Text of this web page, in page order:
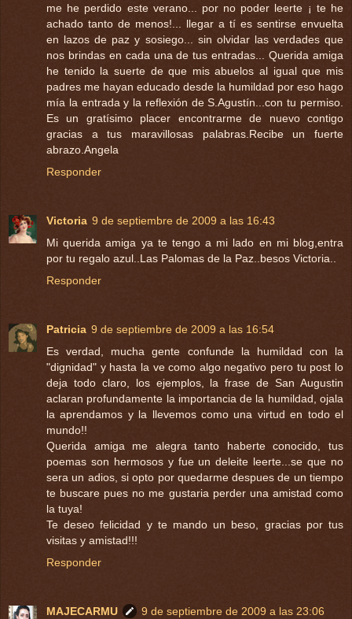
me he perdido este verano... por no poder leerte ¡ te he
achado tanto de menos!... llegar a tí es sentirse envuelta
en lazos de paz y sosiego... sin olvidar las verdades que
nos brindas en cada una de tus entradas... Querida amiga
he tenido la suerte de que mis abuelos al igual que mis
padres me hayan educado desde la humildad por eso hago
mía la entrada y la reflexión de S.Agustín...con tu permiso.
Es un gratísimo placer encontrarme de nuevo contigo
gracias a tus maravillosas palabras.Recibe un fuerte
abrazo.Angela
Responder
Victoria 9 de septiembre de 2009 a las 16:43
Mi querida amiga ya te tengo a mi lado en mi blog,entra
por tu regalo azul..Las Palomas de la Paz..besos Victoria..
Responder
Patricia 9 de septiembre de 2009 a las 16:54
Es verdad, mucha gente confunde la humildad con la
"dignidad" y hasta la ve como algo negativo pero tu post lo
deja todo claro, los ejemplos, la frase de San Augustin
aclaran profundamente la importancia de la humildad, ojala
la aprendamos y la llevemos como una virtud en todo el
mundo!!
Querida amiga me alegra tanto haberte conocido, tus
poemas son hermosos y fue un deleite leerte...se que no
sera un adios, si opto por quedarme despues de un tiempo
te buscare pues no me gustaria perder una amistad como
la tuya!
Te deseo felicidad y te mando un beso, gracias por tus
visitas y amistad!!!
Responder
MAJECARMU
9 de septiembre de 2009 a las 23:06